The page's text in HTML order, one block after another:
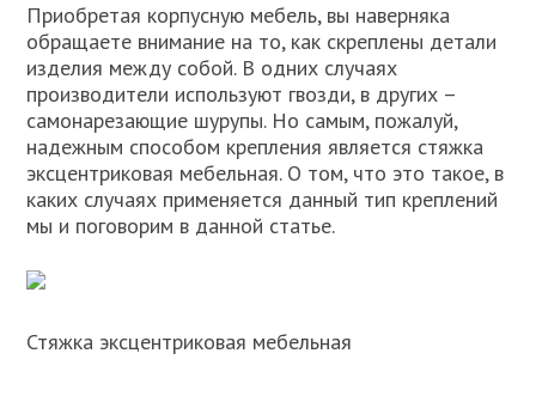
Приобретая корпусную мебель, вы наверняка
обращаете внимание на то, как скреплены детали
изделия между собой. В одних случаях
производители используют гвозди, в других –
самонарезающие шурупы. Но самым, пожалуй,
надежным способом крепления является стяжка
эксцентриковая мебельная. О том, что это такое, в
каких случаях применяется данный тип креплений
мы и поговорим в данной статье.
Стяжка эксцентриковая мебельная